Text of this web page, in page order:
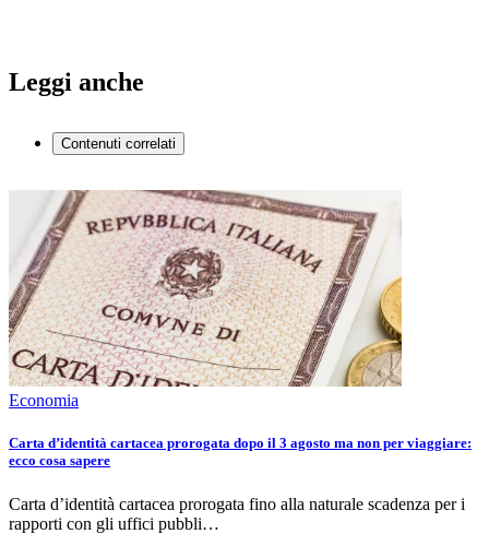
Leggi anche
Contenuti correlati
Economia
Carta d’identità cartacea prorogata dopo il 3 agosto ma non per viaggiare:
ecco cosa sapere
Carta d’identità cartacea prorogata fino alla naturale scadenza per i
rapporti con gli uffici pubbli…